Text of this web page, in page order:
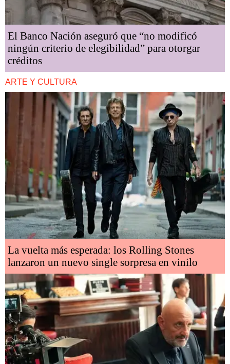
El Banco Nación aseguró que “no modificó
ningún criterio de elegibilidad” para otorgar
créditos
ARTE Y CULTURA
La vuelta más esperada: los Rolling Stones
lanzaron un nuevo single sorpresa en vinilo